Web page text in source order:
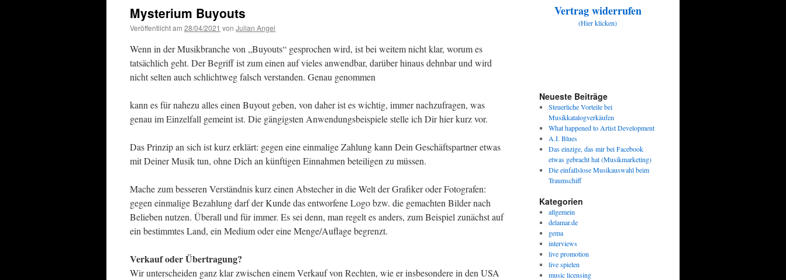
Mysterium Buyouts
Veröffentlicht am 28/04/2021 von Julian Angel
Wenn in der Musikbranche von „Buyouts“ gesprochen wird, ist bei weitem nicht klar, worum es
tatsächlich geht. Der Begriff ist zum einen auf vieles anwendbar, darüber hinaus dehnbar und wird
nicht selten auch schlichtweg falsch verstanden. Genau genommen
kann es für nahezu alles einen Buyout geben, von daher ist es wichtig, immer nachzufragen, was
genau im Einzelfall gemeint ist. Die gängigsten Anwendungsbeispiele stelle ich Dir hier kurz vor.
Das Prinzip an sich ist kurz erklärt: gegen eine einmalige Zahlung kann Dein Geschäftspartner etwas
mit Deiner Musik tun, ohne Dich an künftigen Einnahmen beteiligen zu müssen.
Mache zum besseren Verständnis kurz einen Abstecher in die Welt der Grafiker oder Fotografen:
gegen einmalige Bezahlung darf der Kunde das entworfene Logo bzw. die gemachten Bilder nach
Belieben nutzen. Überall und für immer. Es sei denn, man regelt es anders, zum Beispiel zunächst auf
ein bestimmtes Land, ein Medium oder eine Menge/Auflage begrenzt.
Verkauf oder Übertragung?
Wir unterscheiden ganz klar zwischen einem Verkauf von Rechten, wie er insbesondere in den USA
Vertrag widerrufen
(Hier klicken)
Neueste Beiträge
Steuerliche Vorteile bei
Musikkatalogverkäufen
What happened to Artist Development
A.I. Blues
Das einzige, das mir bei Facebook
etwas gebracht hat (Musikmarketing)
Die einfallslose Musikauswahl beim
Traumschiff
Kategorien
allgemein
delamar.de
gema
interviews
live promotion
live spielen
music licensing